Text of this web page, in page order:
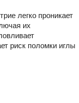
легко проникает
их
риск поломки иглы